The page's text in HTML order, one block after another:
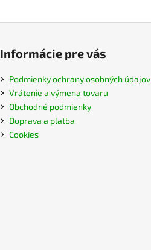
Informácie pre vás
Podmienky ochrany osobných údajov
Vrátenie a výmena tovaru
Obchodné podmienky
Doprava a platba
Cookies